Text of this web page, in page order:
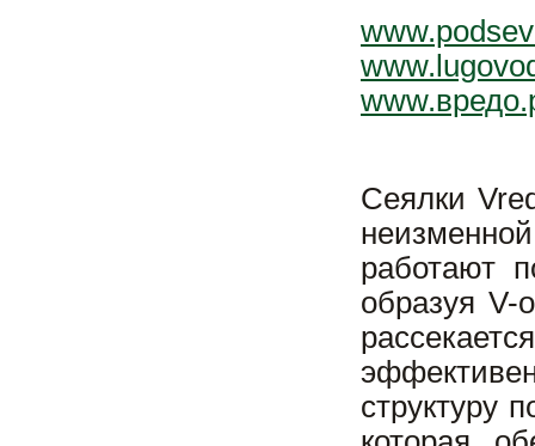
Сеялки
работают
образуя V-
структуру